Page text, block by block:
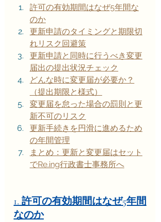
許可の有効期間はなぜ5年間な
のか
更新申請のタイミングと期限切
れリスク回避策
更新申請と同時に行うべき変更
届出の提出状況チェック
どんな時に変更届が必要か？
（提出期限と様式）
変更届を怠った場合の罰則と更
新不可のリスク
更新手続きを円滑に進めるため
の年間管理
まとめ：更新と変更届はセット
でRe.ing行政書士事務所へ
1. 許可の有効期間はなぜ5年間
なのか